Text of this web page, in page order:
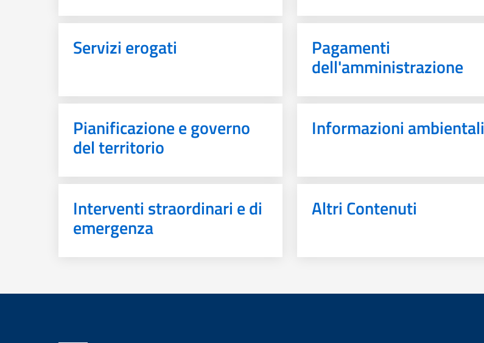
Servizi erogati Pagamenti
dell'amministrazione
Pianificazione e governo
del territorio
Informazioni ambientali
Interventi straordinari e di
emergenza
Altri Contenuti